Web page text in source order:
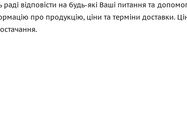
раді відповісти на будь-які Ваші питання та
про продукцію, ціни та терміни доставки.